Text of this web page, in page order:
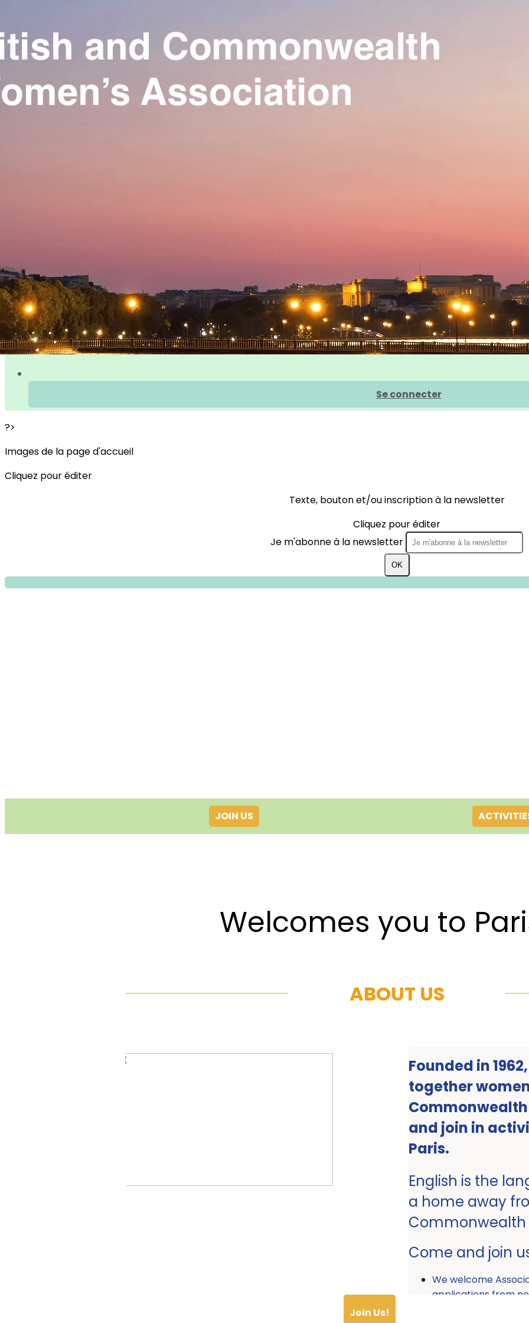
Exporter uniquement les colonnes affichées
Ajoutez un logo, un bouton, des réseaux sociaux
Se connecter
?>
Images de la page d'accueil
Cliquez pour éditer
Texte, bouton et/ou inscription à la newsletter
Cliquez pour éditer
Je m'abonne à la newsletter
OK
JOIN US
Welcomes you to
ABOUT US
Founded in
together
and join in
Paris.
English is the
a home away
Come and join
We welcome
applications from
Join Us!